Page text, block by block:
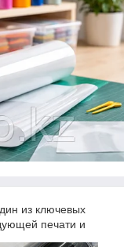
из ключевых
печати и